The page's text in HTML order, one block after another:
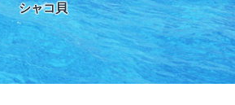
シャコ貝